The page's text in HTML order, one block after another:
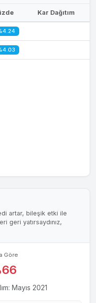
Kar Dağıtım
artar, bileşik etki ile
geri yatırsaydınız,
Göre
Mayıs 2021